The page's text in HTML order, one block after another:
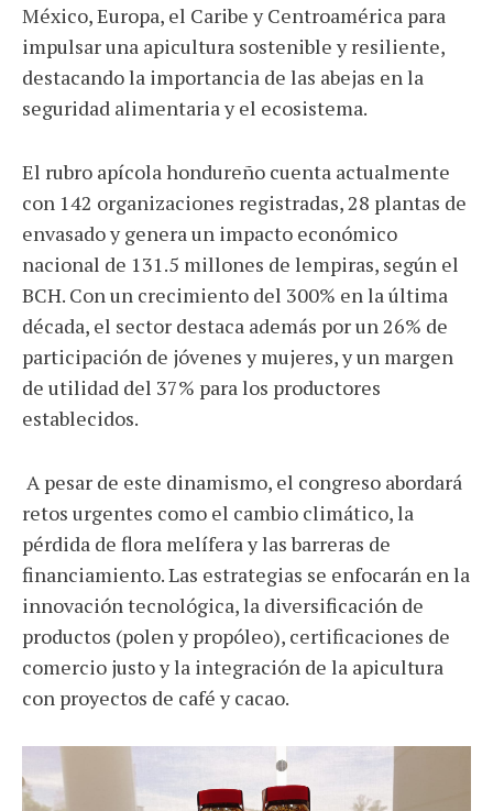
México, Europa, el Caribe y Centroamérica para
impulsar una apicultura sostenible y resiliente,
destacando la importancia de las abejas en la
seguridad alimentaria y el ecosistema.
El rubro apícola hondureño cuenta actualmente
con 142 organizaciones registradas, 28 plantas de
envasado y genera un impacto económico
nacional de 131.5 millones de lempiras, según el
BCH. Con un crecimiento del 300% en la última
década, el sector destaca además por un 26% de
participación de jóvenes y mujeres, y un margen
de utilidad del 37% para los productores
establecidos.
A pesar de este dinamismo, el congreso abordará
retos urgentes como el cambio climático, la
pérdida de flora melífera y las barreras de
financiamiento. Las estrategias se enfocarán en la
innovación tecnológica, la diversificación de
productos (polen y propóleo), certificaciones de
comercio justo y la integración de la apicultura
con proyectos de café y cacao.